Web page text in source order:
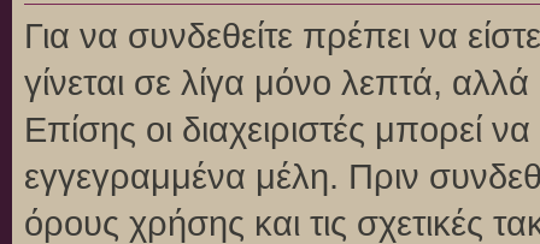
Για να συνδεθείτε πρέπει να
γίνεται σε λίγα μόνο λεπτά,
Επίσης οι διαχειριστές μπορεί
εγγεγραμμένα μέλη. Πριν
όρους χρήσης και τις σχετικές